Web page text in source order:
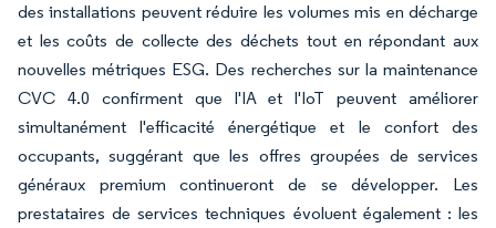
des installations peuvent réduire les volumes mis en décharge
et les coûts de collecte des déchets tout en répondant aux
nouvelles métriques ESG. Des recherches sur la maintenance
CVC 4.0 confirment que l'IA et l'IoT peuvent améliorer
simultanément l'efficacité énergétique et le confort des
occupants, suggérant que les offres groupées de services
généraux premium continueront de se développer. Les
prestataires de services techniques évoluent également : les